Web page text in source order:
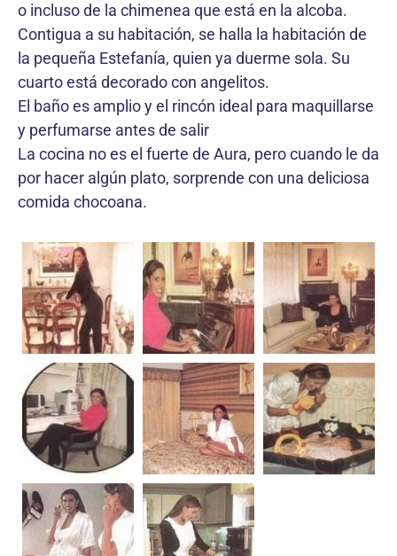
o incluso de la chimenea que está en la alcoba.
Contigua a su habitación, se halla la habitación de
la pequeña Estefanía, quien ya duerme sola. Su
cuarto está decorado con angelitos.
El baño es amplio y el rincón ideal para maquillarse
y perfumarse antes de salir
La cocina no es el fuerte de Aura, pero cuando le da
por hacer algún plato, sorprende con una deliciosa
comida chocoana.